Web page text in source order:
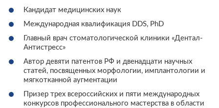
Кандидат медицинских наук
Международная квалификация DDS, PhD
Главный врач стоматологической клиники «Дентал-
Антистресс»
Автор девяти патентов РФ и двенадцати научных
статей, посвященных морфологии, имплантологии и
мягкотканной аугментации
Призер трех всероссийских и пяти международных
конкурсов профессионального мастерства в области